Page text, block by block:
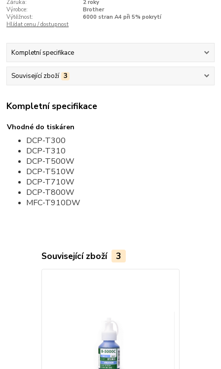
Záruka:
2 roky
Výrobce:
Brother
Výtěžnost:
6000 stran A4 při 5% pokrytí
Hlídat cenu / dostupnost
Kompletní specifikace
Související zboží 3
Kompletní specifikace
Vhodné do tiskáren
DCP-T300
DCP-T310
DCP-T500W
DCP-T510W
DCP-T710W
DCP-T800W
MFC-T910DW
Související zboží 3